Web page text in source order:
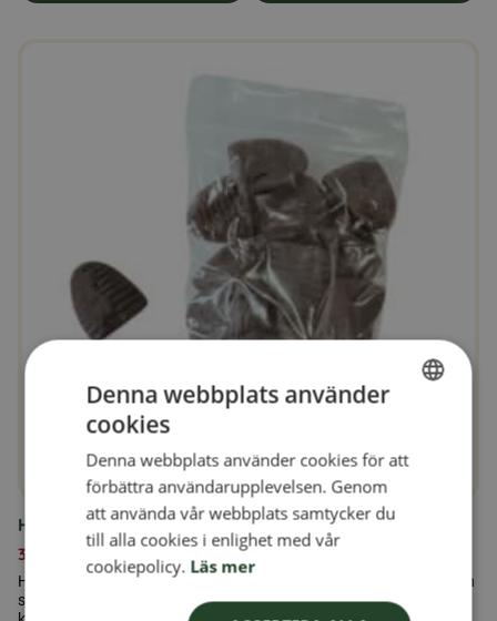
Honungslakrits Karameller 100gr
39,00
Honungslakrits Karameller kombinerar två älskade smaker i en och
samma karamell – den mjuka sötman från honung och den fylliga
FINNISH
DANISH
Denna webbplats använder
cookies
Denna webbplats använder cookies för att
förbättra användarupplevelsen. Genom
att använda vår webbplats samtycker du
till alla cookies i enlighet med vår
cookiepolicy. Läs mer